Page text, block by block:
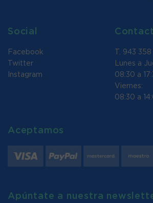
Social
Facebook
Twitter
Instagram
T. 943
Lunes a
08:30 a
Viernes:
08:30 a
Aceptamos
Apúntate a nuestra